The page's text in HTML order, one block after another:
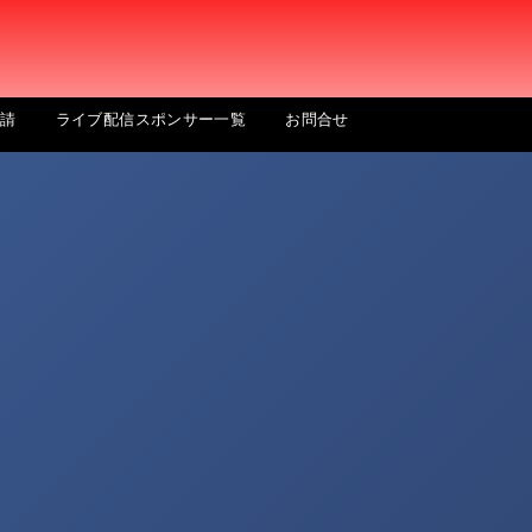
ライブ配信スポンサー一覧 お問合せ